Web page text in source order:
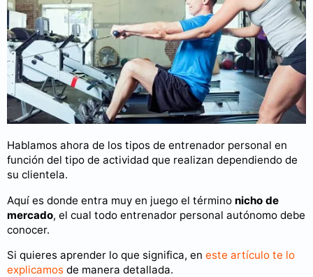
Hablamos ahora de los tipos de entrenador personal en
función del tipo de actividad que realizan dependiendo de
su clientela.
Aquí es donde entra muy en juego el término nicho de
mercado, el cual todo entrenador personal autónomo debe
conocer.
Si quieres aprender lo que significa, en este artículo te lo
explicamos de manera detallada.